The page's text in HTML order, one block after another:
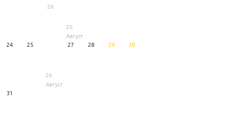
20
Август
24 25
26
26
Август
27 28 29 30
31